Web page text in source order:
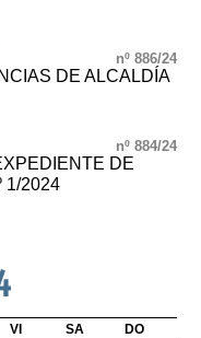
nº 886/24
DE ALCALDÍA
nº 884/24
DE
1/2024
VI SA DO